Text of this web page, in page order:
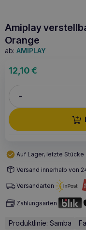
Amiplay
Orange
ab: AMIPLAY
12,10€
–
Auf Lager, letzte Stücke
Versand innerhalb von
Versandarten
Zahlungsarten
Produktlinie: Samba